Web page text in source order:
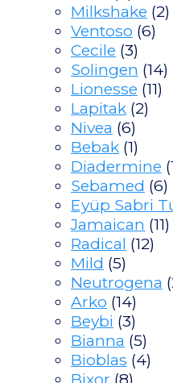
Milkshake (2)
Ventoso (6)
Cecile (3)
Solingen (14)
Lionesse (11)
Lapitak (2)
Nivea (6)
Bebak (1)
Diadermine
Sebamed (6)
Eyüp Sabri
Jamaican (11)
Radical (12)
Mild (5)
Neutrogena
Arko (14)
Beybi (3)
Bianna (5)
Bioblas (4)
Bixor (8)